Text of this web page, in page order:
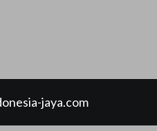
jaya.com